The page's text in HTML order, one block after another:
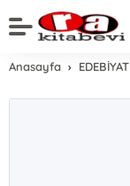
Anasayfa EDEBİYAT